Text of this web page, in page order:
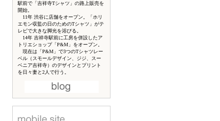
駅前で「吉祥寺Tシャツ」の路上販売を
開始。
11年 渋谷に店舗をオープン。「ホリ
エモン収監の日のためのTシャツ」がテ
レビで大きな脚光を浴びる。
14年 吉祥寺駅前に工房を併設したア
トリエショップ「P&M」をオープン。
現在は「P&M」で3つのTシャツレー
ベル（スモールデザイン、ジジ、スー
ベニア吉祥寺）のデザインとプリント
を日々妻と2人で行う。